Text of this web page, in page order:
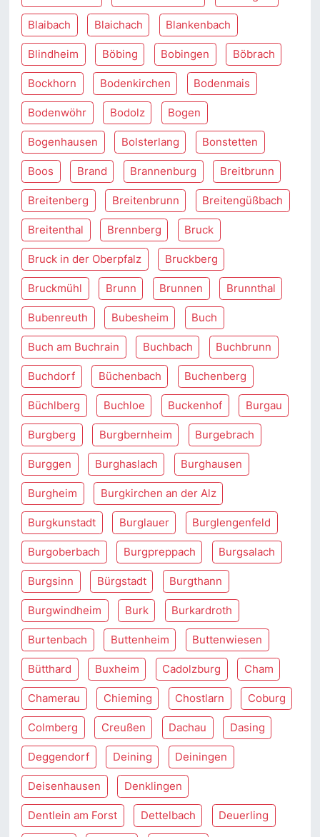
Blaibach Blaichach Blankenbach
Blindheim Böbing Bobingen Böbrach
Bockhorn Bodenkirchen Bodenmais
Bodenwöhr Bodolz Bogen
Bogenhausen Bolsterlang Bonstetten
Boos Brand Brannenburg Breitbrunn
Breitenberg Breitenbrunn Breitengüßbach
Breitenthal Brennberg Bruck
Bruck in der Oberpfalz Bruckberg
Bruckmühl Brunn Brunnen Brunnthal
Bubenreuth Bubesheim Buch
Buch am Buchrain Buchbach Buchbrunn
Buchdorf Büchenbach Buchenberg
Büchlberg Buchloe Buckenhof Burgau
Burgberg Burgbernheim Burgebrach
Burggen Burghaslach Burghausen
Burgheim Burgkirchen an der Alz
Burgkunstadt Burglauer Burglengenfeld
Burgoberbach Burgpreppach Burgsalach
Burgsinn Bürgstadt Burgthann
Burgwindheim Burk Burkardroth
Burtenbach Buttenheim Buttenwiesen
Bütthard Buxheim Cadolzburg Cham
Chamerau Chieming Chostlarn Coburg
Colmberg Creußen Dachau Dasing
Deggendorf Deining Deiningen
Deisenhausen Denklingen
Dentlein am Forst Dettelbach Deuerling